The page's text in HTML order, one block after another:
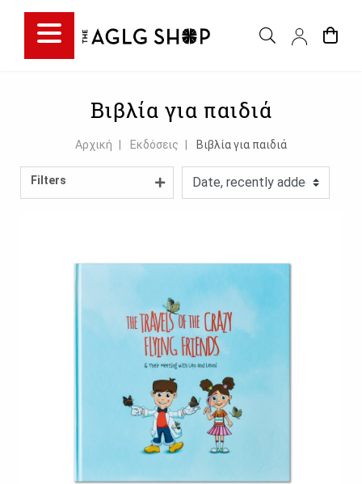
Βιβλία για παιδιά
Αρχική Εκδόσεις Βιβλία για παιδιά
Filters
Filter choice